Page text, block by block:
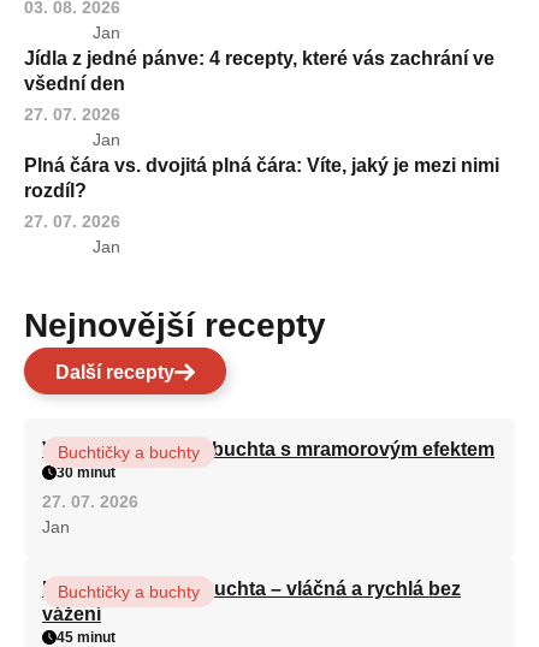
03. 08. 2026
Jan
Jídla z jedné pánve: 4 recepty, které vás zachrání ve
všední den
27. 07. 2026
Jan
Plná čára vs. dvojitá plná čára: Víte, jaký je mezi nimi
rozdíl?
27. 07. 2026
Jan
Nejnovější recepty
Další recepty
Vláčná olejová litá buchta s mramorovým efektem
Buchtičky a buchty
30 minut
27. 07. 2026
Jan
Hrnková maková buchta – vláčná a rychlá bez
vážení
Buchtičky a buchty
45 minut